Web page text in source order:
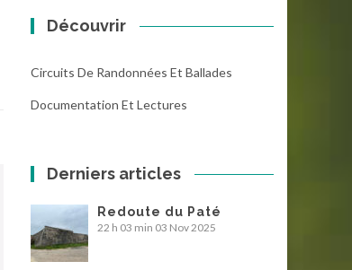
Découvrir
Circuits De Randonnées Et Ballades
Documentation Et Lectures
Derniers articles
Redoute du Paté
22 h 03 min 03 Nov 2025